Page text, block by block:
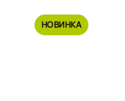
НОВИНКА